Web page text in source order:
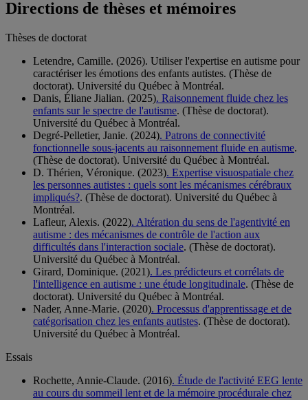
Directions de thèses et mémoires
Thèses de doctorat
Letendre, Camille. (2026). Utiliser l'expertise en autisme pour
caractériser les émotions des enfants autistes. (Thèse de
doctorat). Université du Québec à Montréal.
Danis, Éliane Jialian. (2025). Raisonnement fluide chez les
enfants sur le spectre de l'autisme. (Thèse de doctorat).
Université du Québec à Montréal.
Degré-Pelletier, Janie. (2024). Patrons de connectivité
fonctionnelle sous-jacents au raisonnement fluide en autisme.
(Thèse de doctorat). Université du Québec à Montréal.
D. Thérien, Véronique. (2023). Expertise visuospatiale chez
les personnes autistes : quels sont les mécanismes cérébraux
impliqués?. (Thèse de doctorat). Université du Québec à
Montréal.
Lafleur, Alexis. (2022). Altération du sens de l'agentivité en
autisme : des mécanismes de contrôle de l'action aux
difficultés dans l'interaction sociale. (Thèse de doctorat).
Université du Québec à Montréal.
Girard, Dominique. (2021). Les prédicteurs et corrélats de
l'intelligence en autisme : une étude longitudinale. (Thèse de
doctorat). Université du Québec à Montréal.
Nader, Anne-Marie. (2020). Processus d'apprentissage et de
catégorisation chez les enfants autistes. (Thèse de doctorat).
Université du Québec à Montréal.
Essais
Rochette, Annie-Claude. (2016). Étude de l'activité EEG lente
au cours du sommeil lent et de la mémoire procédurale chez